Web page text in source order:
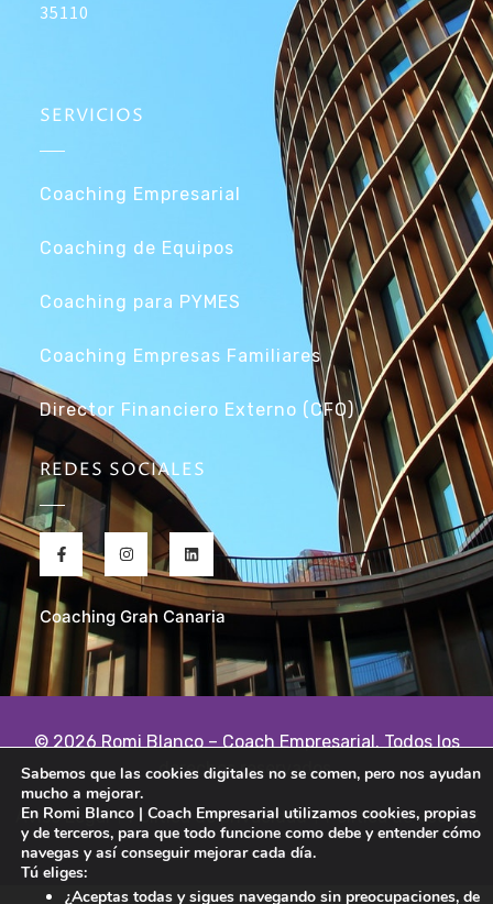
35110
SERVICIOS
Coaching Empresarial
Coaching de Equipos
Coaching para PYMES
Coaching Empresas Familiares
Director Financiero Externo (CFO)
REDES SOCIALES
Coaching Gran Canaria
© 2026 Romi Blanco – Coach Empresarial. Todos los
derechos reservados.
Aviso Legal Política de privacidad Política de cookies
Sabemos que las cookies digitales no se comen, pero nos ayudan
mucho a mejorar.
En Romi Blanco | Coach Empresarial utilizamos cookies, propias
y de terceros, para que todo funcione como debe y entender cómo
navegas y así conseguir mejorar cada día.
Tú eliges:
¿Aceptas todas y sigues navegando sin preocupaciones, de